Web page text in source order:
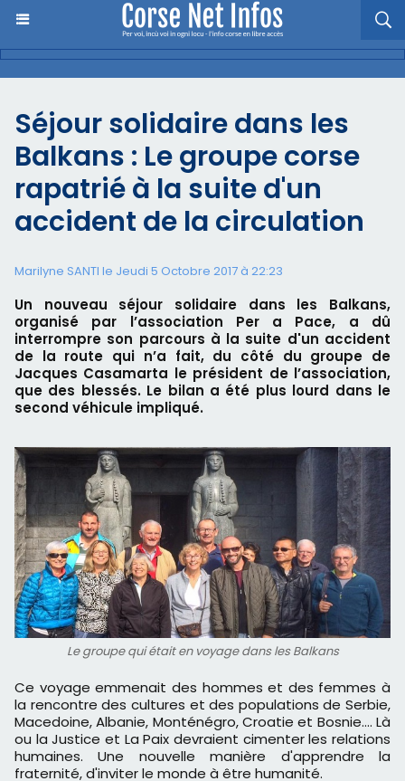
Séjour solidaire dans les
Balkans : Le groupe corse
rapatrié à la suite d'un
accident de la circulation
Marilyne SANTI le Jeudi 5 Octobre 2017 à 22:23
Un nouveau séjour solidaire dans les Balkans,
organisé par l’association Per a Pace, a dû
interrompre son parcours à la suite d'un accident
de la route qui n’a fait, du côté du groupe de
Jacques Casamarta le président de l’association,
que des blessés. Le bilan a été plus lourd dans le
second véhicule impliqué.
Le groupe qui était en voyage dans les Balkans
Ce voyage emmenait des hommes et des femmes à
la rencontre des cultures et des populations de Serbie,
Macedoine, Albanie, Monténégro, Croatie et Bosnie.... Là
ou la Justice et La Paix devraient cimenter les relations
humaines. Une nouvelle manière d'apprendre la
fraternité, d'inviter le monde à être humanité.